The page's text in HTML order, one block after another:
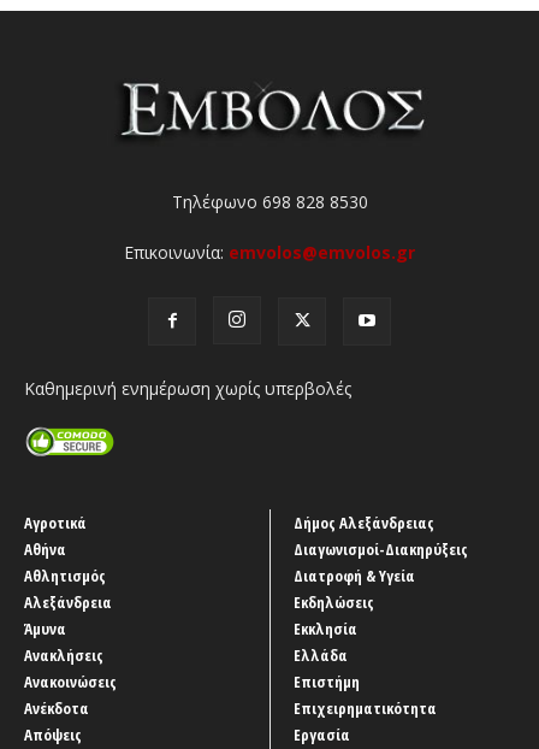
Τηλέφωνο 698 828 8530
Επικοινωνία: emvolos@emvolos.gr
Καθημερινή ενημέρωση χωρίς υπερβολές
Αγροτικά
Αθήνα
Αθλητισμός
Αλεξάνδρεια
Άμυνα
Ανακλήσεις
Ανακοινώσεις
Ανέκδοτα
Απόψεις
Δήμος Αλεξάνδρειας
Διαγωνισμοί-Διακηρύξεις
Διατροφή & Υγεία
Εκδηλώσεις
Εκκλησία
Ελλάδα
Επιστήμη
Επιχειρηματικότητα
Εργασία